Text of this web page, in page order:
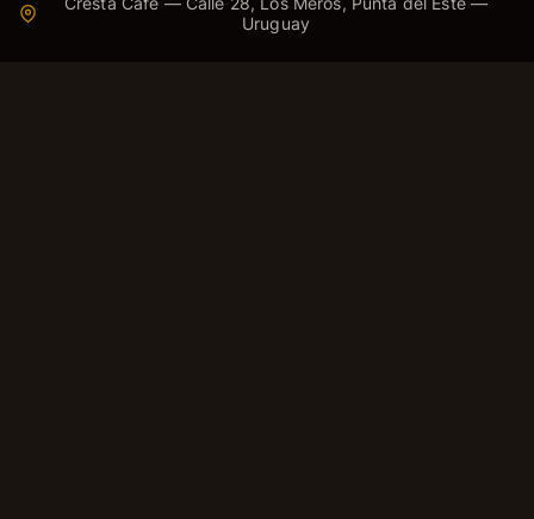
Uruguay